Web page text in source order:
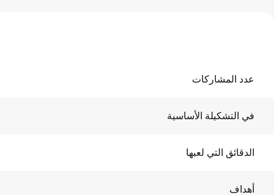
عدد المشاركات
في التشكيلة الأساسية
الدقائق التي لعبها
أهداف